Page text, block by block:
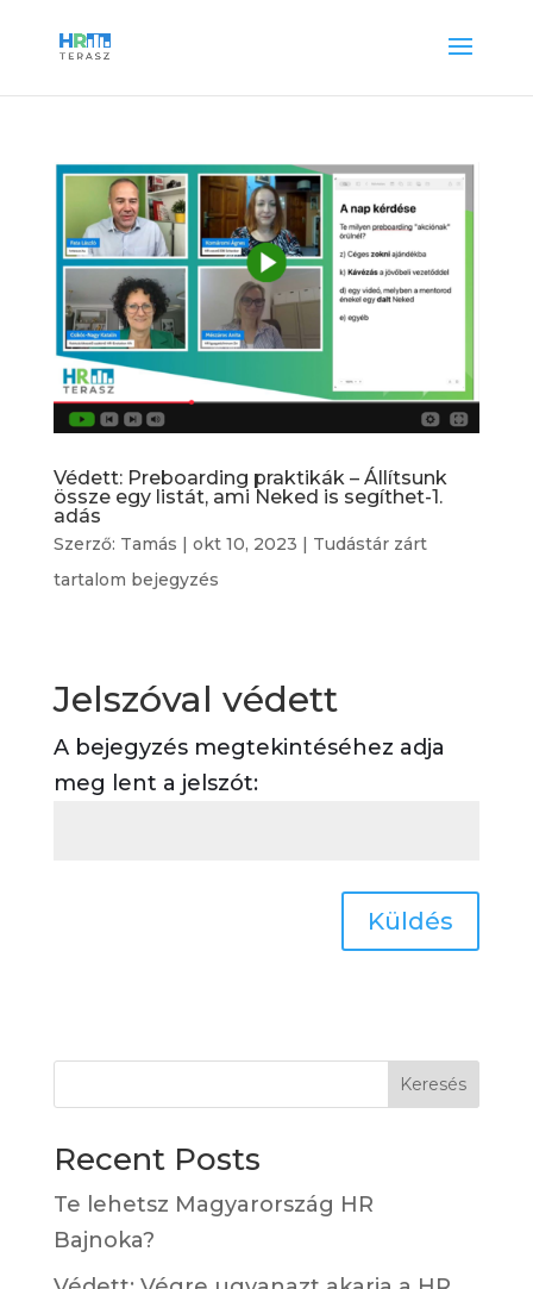
Védett: Preboarding praktikák – Állítsunk
össze egy listát, ami Neked is segíthet-1.
adás
Szerző: Tamás | okt 10, 2023 | Tudástár zárt
tartalom bejegyzés
Jelszóval védett
A bejegyzés megtekintéséhez adja
meg lent a jelszót:
Küldés
Keresés
Recent Posts
Te lehetsz Magyarország HR
Bajnoka?